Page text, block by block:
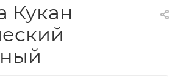
Кукан